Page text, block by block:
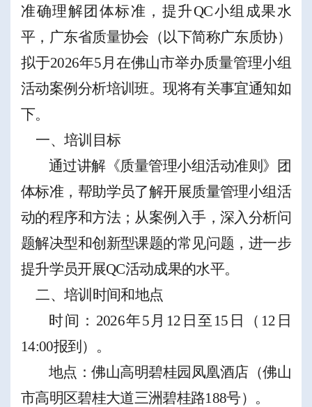
准确理解团体标准，提升QC小组成果水
平， 广东省质量协会 （ 以下简称广东质协）
拟于2026年5月在佛山市举办质量管理小组
活动案例分析培训班。现将有关事宜通知如
下。
一、培训目标
通过讲解《质量管理小组活动准则》团
体标准 ， 帮助学员了解开展质量管理小组活
动的程序和方法；从案例入手，深入分析问
题解决型和创新型课题的常见问题， 进一步
提升学员开展QC活动成果的水平。
二、培训时间和地点
时间： 2026年5 月 12 日至 15 日（ 12 日
14:00报到）。
地点：佛山高明碧桂园凤凰酒店（佛山
市高明区碧桂大道三洲碧桂路188号）。